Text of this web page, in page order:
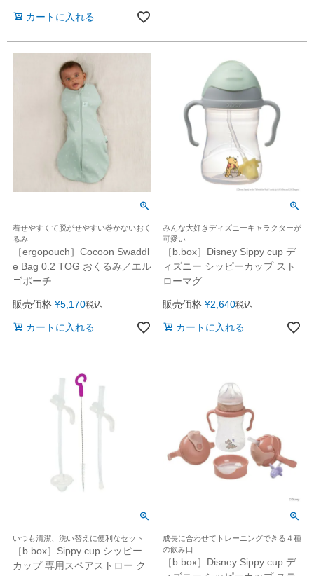
カートに入れる
着せやすくて脱がせやすい巻かないおく
るみ
［ergopouch］Cocoon Swaddl
e Bag 0.2 TOG おくるみ／エル
ゴポーチ
販売価格 ¥5,170税込
カートに入れる
みんな大好きディズニーキャラクターが
可愛い
［b.box］Disney Sippy cup デ
ィズニー シッピーカップ スト
ローマグ
販売価格 ¥2,640税込
カートに入れる
いつも清潔、洗い替えに便利なセット
［b.box］Sippy cup シッピー
カップ 専用スペアストロー ク
成長に合わせてトレーニングできる４種
の飲み口
［b.box］Disney Sippy cup デ